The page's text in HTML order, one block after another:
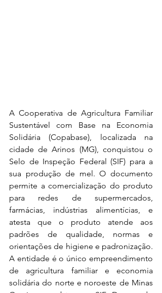
A Cooperativa de Agricultura Familiar
Sustentável com Base na Economia
Solidária (Copabase), localizada na
cidade de Arinos (MG), conquistou o
Selo de Inspeção Federal (SIF) para a
sua produção de mel. O documento
permite a comercialização do produto
para redes de supermercados,
farmácias, indústrias alimentícias, e
atesta que o produto atende aos
padrões de qualidade, normas e
orientações de higiene e padronização.
A entidade é o único empreendimento
de agricultura familiar e economia
solidária do norte e noroeste de Minas